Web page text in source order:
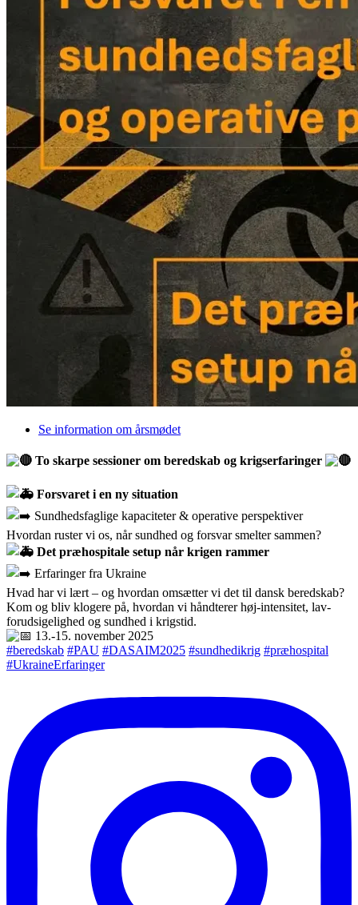
Se information om årsmødet
To skarpe sessioner om beredskab og krigserfaringer
Forsvaret i en ny situation
Sundhedsfaglige kapaciteter & operative perspektiver
Hvordan ruster vi os, når sundhed og forsvar smelter sammen?
Det præhospitale setup når krigen rammer
Erfaringer fra Ukraine
Hvad har vi lært – og hvordan omsætter vi det til dansk beredskab?
Kom og bliv klogere på, hvordan vi håndterer høj-intensitet, lav-
forudsigelighed og sundhed i krigstid.
13.-15. november 2025
#beredskab #PAU #DASAIM2025 #sundhedikrig #præhospital
#UkraineErfaringer